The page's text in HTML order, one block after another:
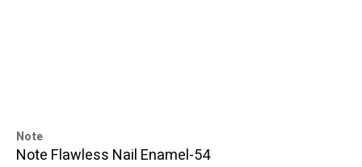
Note
Note Flawless Nail Enamel-54